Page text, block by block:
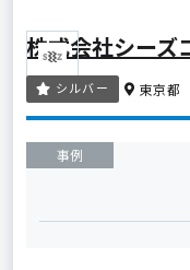
株式会社シーズ
シルバー 東京都
事例